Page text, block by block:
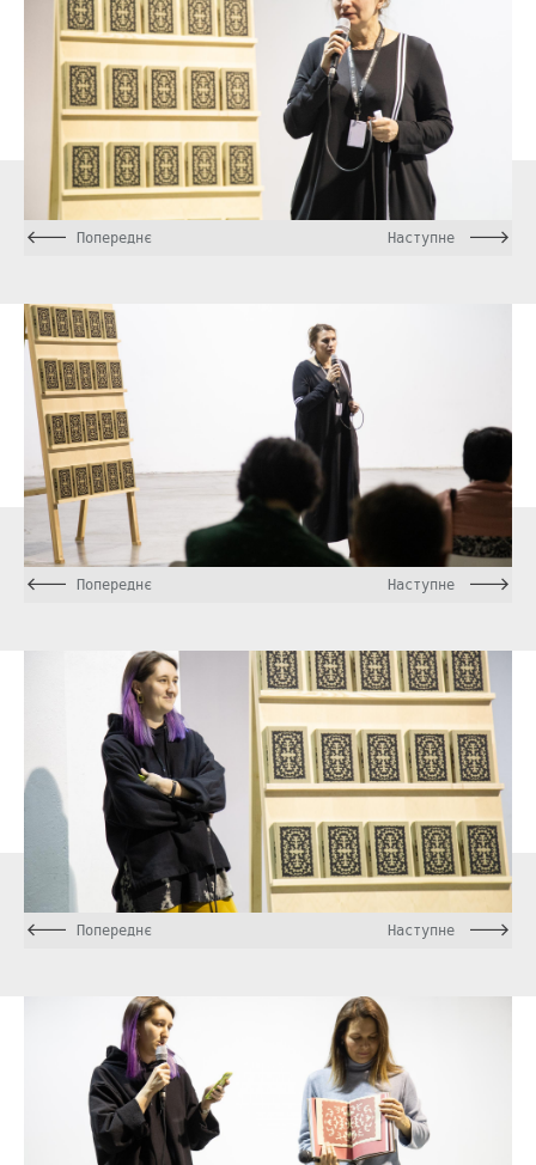
Наступне
Попереднє
Наступне
Попереднє
Наступне
Попереднє